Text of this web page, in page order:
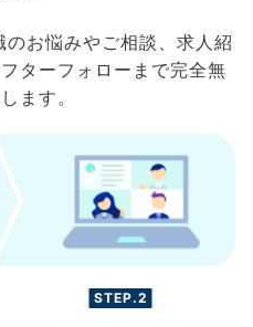
お悩みやご相談、求人紹
ターフォローまで完全無
ます。
STEP.2